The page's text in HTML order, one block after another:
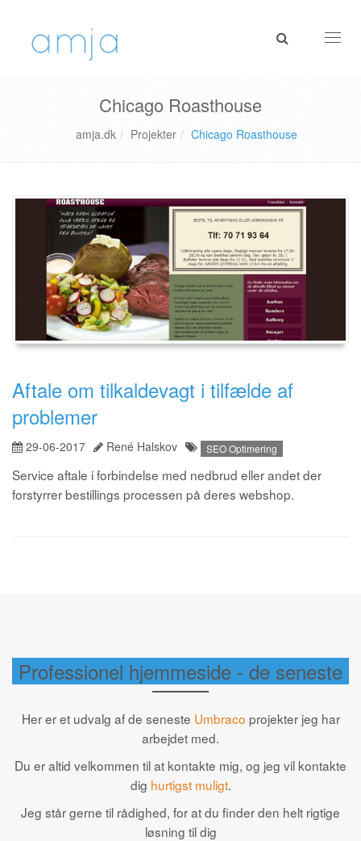
Chicago Roasthouse
amja.dk Projekter Chicago Roasthouse
Aftale om tilkaldevagt i tilfælde af
problemer
29-06-2017 René Halskov SEO Optimering
Service aftale i forbindelse med nedbrud eller andet der
forstyrrer bestillings processen på deres webshop.
Professionel hjemmeside - de seneste
Her er et udvalg af de seneste Umbraco projekter jeg har
arbejdet med.
Du er altid velkommen til at kontakte mig, og jeg vil kontakte
dig hurtigst muligt.
Jeg står gerne til rådighed, for at du finder den helt rigtige
løsning til dig